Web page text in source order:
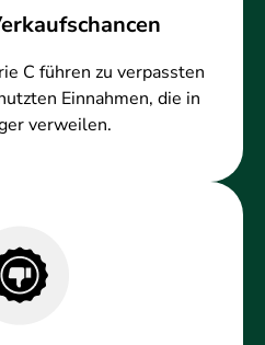
C führen zu verpassten
Einnahmen, die in
verweilen.